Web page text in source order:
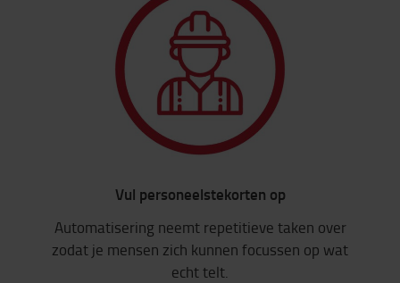
Vul personeelstekorten op
Automatisering neemt repetitieve taken over
zodat je mensen zich kunnen focussen op wat
echt telt.